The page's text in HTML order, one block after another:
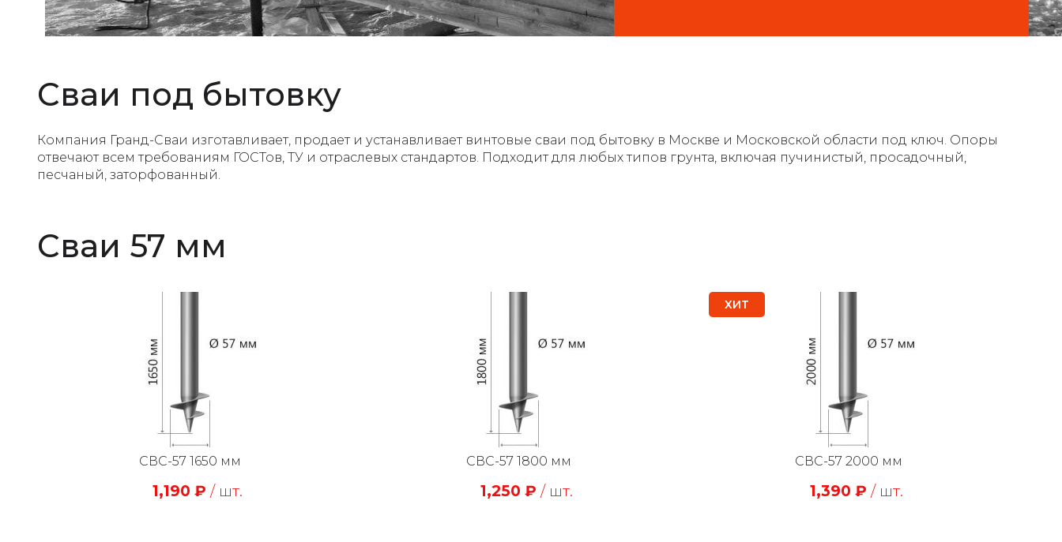
Сваи под бытовку
Компания Гранд-Сваи изготавливает, продает и устанавливает винтовые сваи под бытовку в Москве и Московской области под ключ. Опоры
отвечают всем требованиям ГОСТов, ТУ и отраслевых стандартов. Подходит для любых типов грунта, включая пучинистый, просадочный,
песчаный, заторфованный.
Сваи 57 мм
СВС-57 1650 мм
1,190 ₽ / шт.
СВС-57 1800 мм
1,250 ₽ / шт.
ХИТ
СВС-57 2000 мм
1,390 ₽ / шт.